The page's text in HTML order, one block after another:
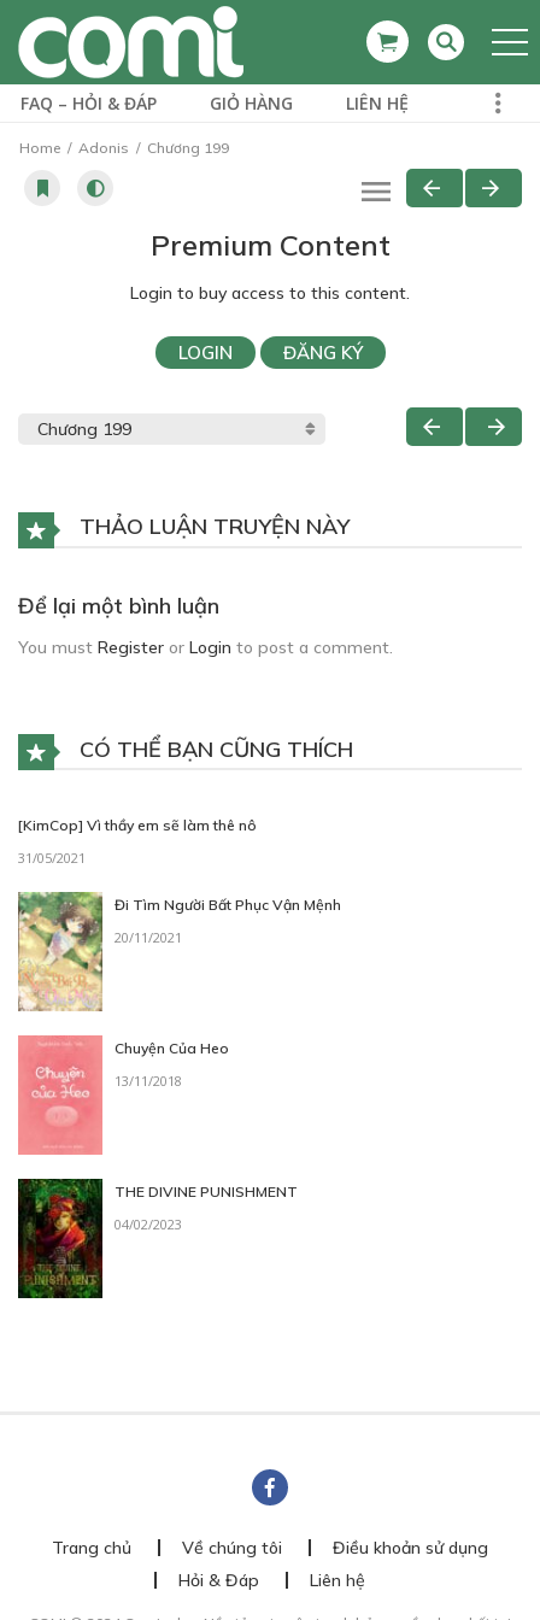
FAQ – HỎI & ĐÁP GIỎ HÀNG LIÊN HỆ
Home Adonis Chương 199
Premium Content
Login to buy access to this content.
LOGIN ĐĂNG KÝ
THẢO LUẬN TRUYỆN NÀY
Để lại một bình luận
You must Register or Login to post a comment.
CÓ THỂ BẠN CŨNG THÍCH
[KimCop] Vì thầy em sẽ làm thê nô
31/05/2021
Đi Tìm Người Bất Phục Vận Mệnh
20/11/2021
Chuyện Của Heo
13/11/2018
THE DIVINE PUNISHMENT
04/02/2023
Trang chủ Về chúng tôi
Điều khoản sử dụng
Hỏi & Đáp
Liên hệ